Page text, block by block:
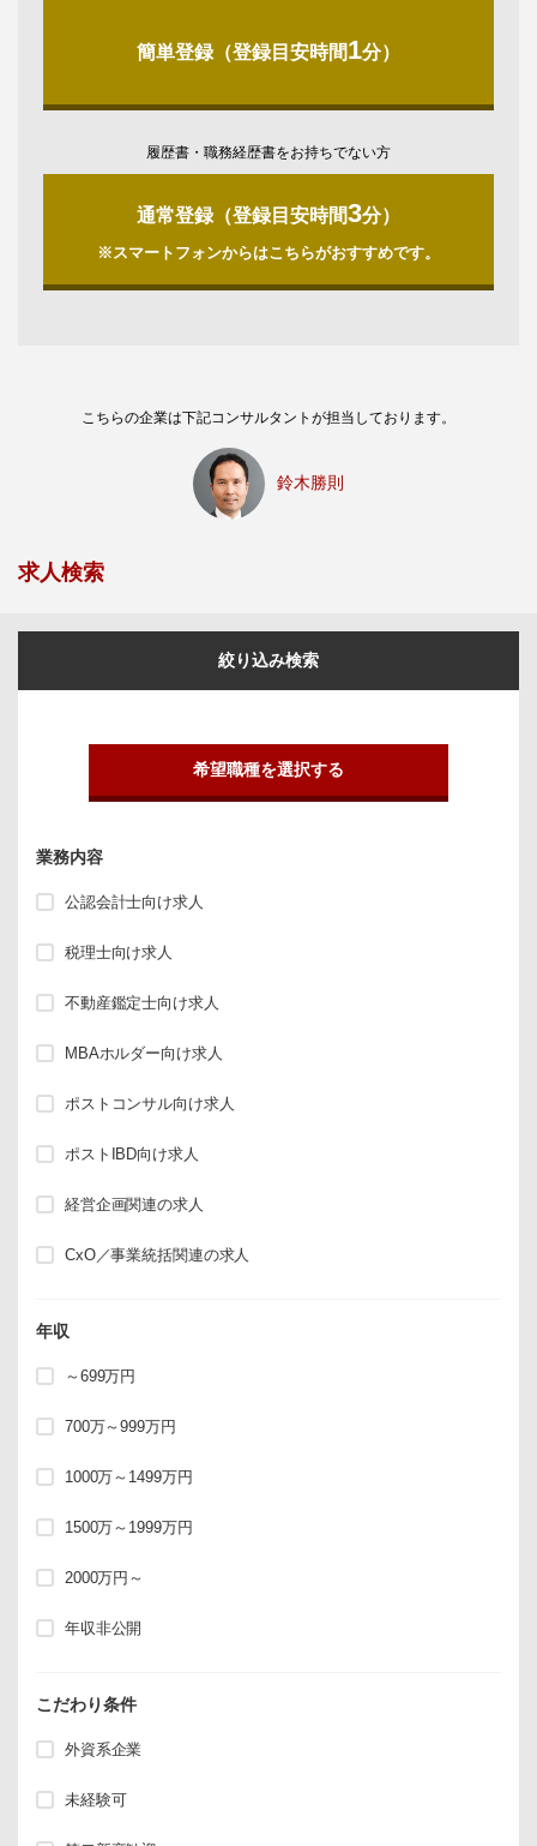
簡単登録（登録目安時間1分）
履歴書・職務経歴書をお持ちでない方
通常登録（登録目安時間3分）
※スマートフォンからはこちらがおすすめです。
こちらの企業は下記コンサルタントが担当しております。
鈴木勝則
求人検索
絞り込み検索
希望職種を選択する
業務内容
公認会計士向け求人
税理士向け求人
不動産鑑定士向け求人
MBAホルダー向け求人
ポストコンサル向け求人
ポストIBD向け求人
経営企画関連の求人
CxO／事業統括関連の求人
年収
～699万円
700万～999万円
1000万～1499万円
1500万～1999万円
2000万円～
年収非公開
こだわり条件
外資系企業
未経験可